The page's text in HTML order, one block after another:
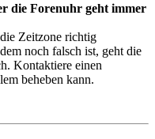
die Forenuhr geht immer
Zeitzone richtig
noch falsch ist, geht die
Kontaktiere einen
beheben kann.